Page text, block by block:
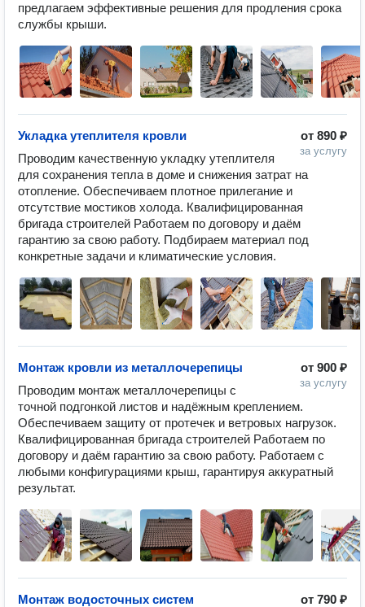
предлагаем эффективные решения для продления срока
службы крыши.
от 890 ₽
за услугу
Укладка утеплителя кровли
Проводим качественную укладку утеплителя
для сохранения тепла в доме и снижения затрат на
отопление. Обеспечиваем плотное прилегание и
отсутствие мостиков холода. Квалифицированная
бригада строителей Работаем по договору и даём
гарантию за свою работу. Подбираем материал под
конкретные задачи и климатические условия.
от 900 ₽
за услугу
Монтаж кровли из металлочерепицы
Проводим монтаж металлочерепицы с
точной подгонкой листов и надёжным креплением.
Обеспечиваем защиту от протечек и ветровых нагрузок.
Квалифицированная бригада строителей Работаем по
договору и даём гарантию за свою работу. Работаем с
любыми конфигурациями крыш, гарантируя аккуратный
результат.
от 790 ₽
Монтаж водосточных систем